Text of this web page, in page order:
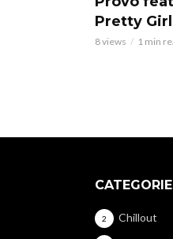
Pretty
8 views 1 min
Chillout
2